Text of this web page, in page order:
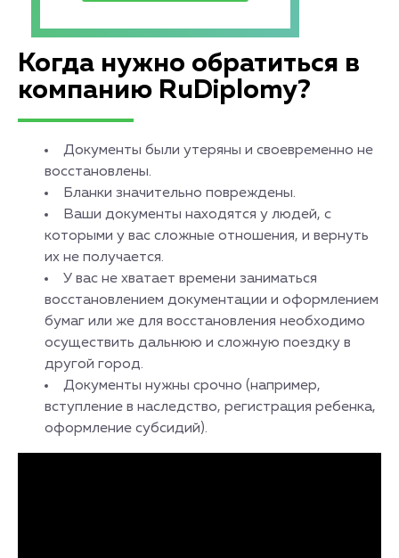
Когда нужно обратиться в
компанию RuDiplomy?
Документы были утеряны и своевременно не
восстановлены.
Бланки значительно повреждены.
Ваши документы находятся у людей, с
которыми у вас сложные отношения, и вернуть
их не получается.
У вас не хватает времени заниматься
восстановлением документации и оформлением
бумаг или же для восстановления необходимо
осуществить дальнюю и сложную поездку в
другой город.
Документы нужны срочно (например,
вступление в наследство, регистрация ребенка,
оформление субсидий).